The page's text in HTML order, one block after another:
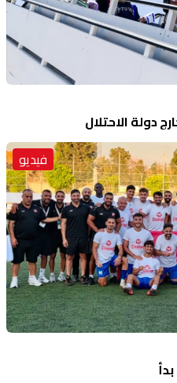
دولة الاحتلال
فيديو